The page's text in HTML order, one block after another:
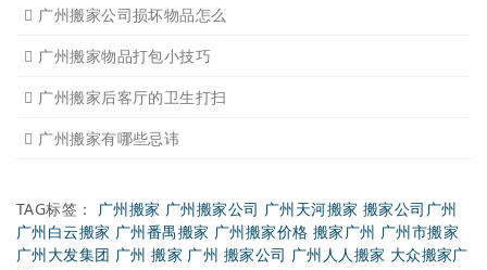
搬家后家具的搭配以及怎样
搬家整理物品有诀窍吗
日式搬家的服务特点
广州搬家公司损坏物品怎么
广州搬家后客厅的卫生打扫